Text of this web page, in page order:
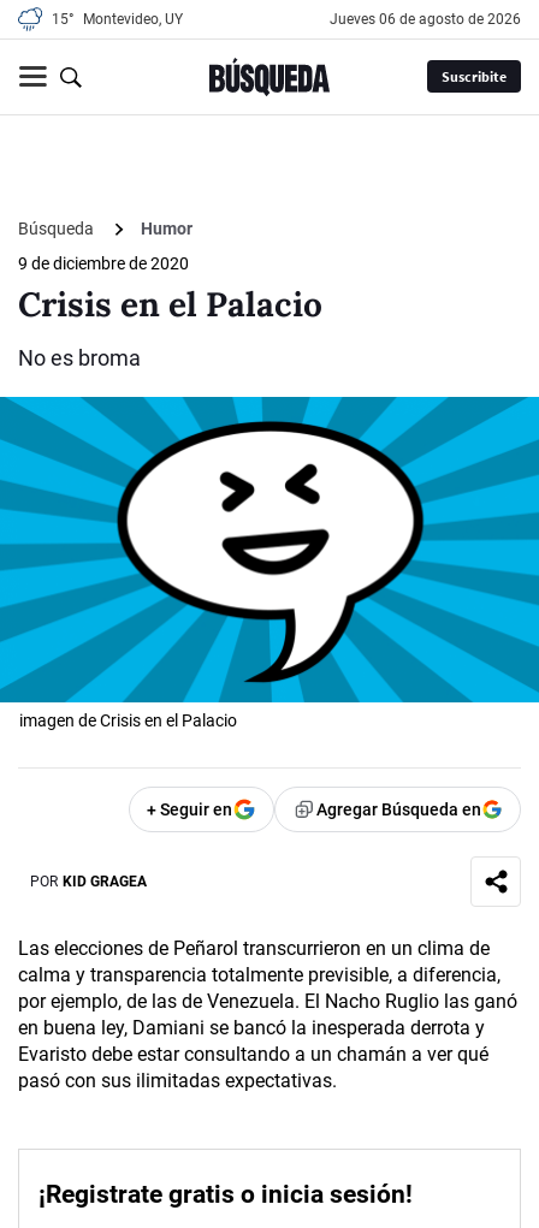
15° Montevideo, UY jueves 06 de agosto de 2026
Suscribite
Búsqueda
Humor
9 de diciembre de 2020
Crisis en el Palacio
No es broma
imagen de Crisis en el Palacio
+ Seguir en Agregar Búsqueda en
POR KID GRAGEA
Las elecciones de Peñarol transcurrieron en un clima de
calma y transparencia totalmente previsible, a diferencia,
por ejemplo, de las de Venezuela. El Nacho Ruglio las ganó
en buena ley, Damiani se bancó la inesperada derrota y
Evaristo debe estar consultando a un chamán a ver qué
pasó con sus ilimitadas expectativas.
¡Registrate gratis o inicia sesión!